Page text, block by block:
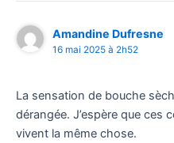
Amandine Dufresne
16 mai 2025 à 2h52
La sensation de bouche
dérangée. J’espère que ces
vivent la même chose.